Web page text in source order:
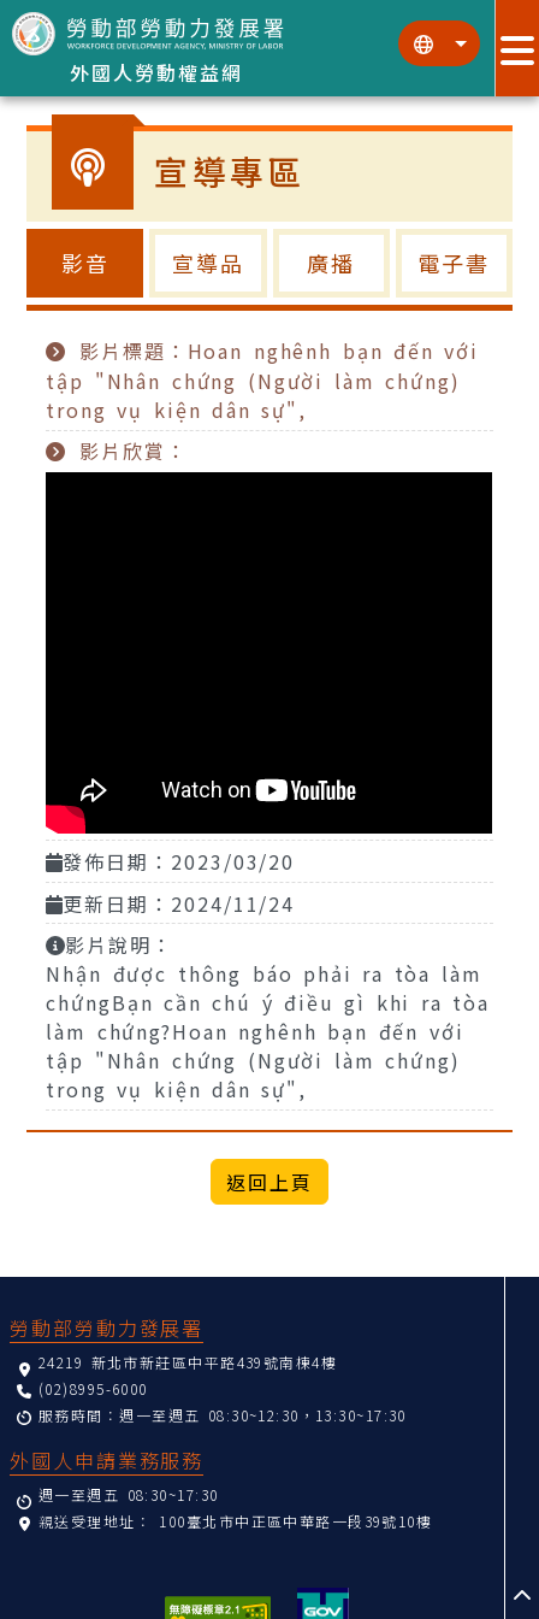
跳到主要內容區塊
外國人勞動權益網
::: :::
宣導專區
影音 宣導品 廣播 電子書
影片標題：Hoan nghênh bạn đến với
tập "Nhân chứng (Người làm chứng)
trong vụ kiện dân sự",
影片欣賞：
發佈日期：2023/03/20
更新日期：2024/11/24
影片說明：
Nhận được thông báo phải ra tòa làm
chứngBạn cần chú ý điều gì khi ra tòa
làm chứng?Hoan nghênh bạn đến với
tập "Nhân chứng (Người làm chứng)
trong vụ kiện dân sự",
勞動部勞動力發展署
24219 新北市新莊區中平路439號南棟4樓
(02)8995-6000
服務時間：週一至週五 08:30~12:30，13:30~17:30
外國人申請業務服務
週一至週五 08:30~17:30
親送受理地址： 100臺北市中正區中華路一段39號10樓
至